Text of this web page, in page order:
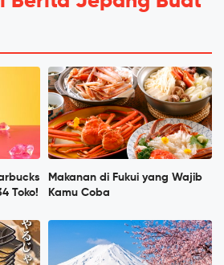
Toko!
Makanan di Fukui yang Wajib
Kamu Coba